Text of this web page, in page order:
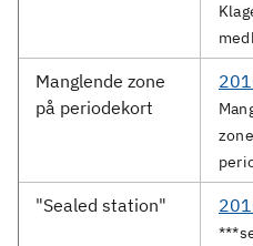
Manglende zone
på periodekort
"Sealed station"